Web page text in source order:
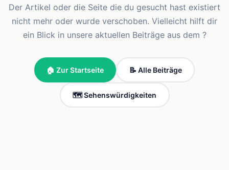
Der Artikel oder die Seite die du gesucht hast existiert
nicht mehr oder wurde verschoben. Vielleicht hilft dir
ein Blick in unsere aktuellen Beiträge aus dem ?
🏠 Zur Startseite 📝 Alle Beiträge
🗺️ Sehenswürdigkeiten